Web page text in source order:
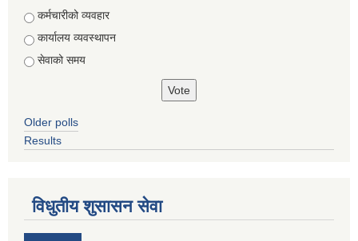
Choices
कर्मचारीको व्यवहार
कार्यालय व्यवस्थापन
सेवाको समय
Older polls
Results
विधुतीय शुसासन सेवा